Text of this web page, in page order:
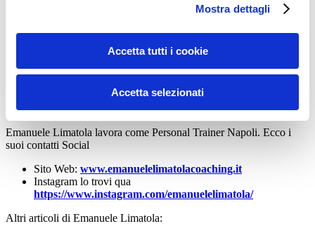
Mostra dettagli
Accetta tutti i cookie
Accetta selezionati
tenute isometriche ed
“Core” e lo rinforzano.
Prima di azzardare esercizi a caso, rischiando di avere conseguenze
negative, chiedete consiglio ad un professionista: questa è
tanto desiderata “tartaruga”!
Emanuele Limatola lavora come Personal Trainer Napoli. Ecco i
suoi contatti Social
Sito Web: www.emanuelelimatolacoaching.it
Instagram lo trovi qua
https://www.instagram.com/emanuelelimatola/
Altri articoli di Emanuele Limatola: